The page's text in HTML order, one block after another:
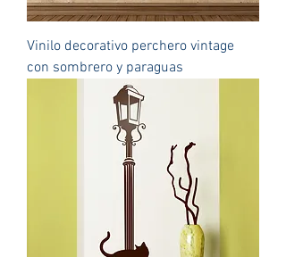
Vinilo decorativo perchero vintage
con sombrero y paraguas